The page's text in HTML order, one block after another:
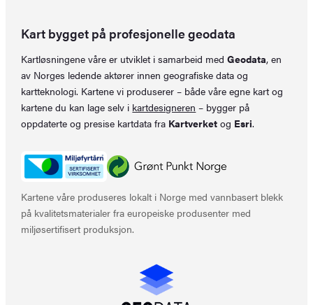
Kart bygget på profesjonelle geodata
Kartløsningene våre er utviklet i samarbeid medGeodata, en
av Norges ledende aktører innen geografiske data og
kartteknologi. Kartene vi produserer – både våre egne kart og
kartene du kan lage selv i kartdesigneren – bygger på
oppdaterte og presise kartdata fra Kartverket og Esri.
Kartene våre produseres lokalt i Norge med vannbasert blekk
på kvalitetsmaterialer fra europeiske produsenter med
miljøsertifisert produksjon.